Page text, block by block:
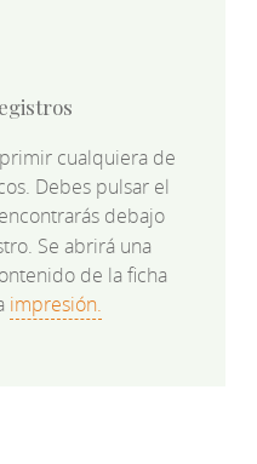
cualquiera de
Debes pulsar el
debajo
Se abrirá una
de la ficha
impresión.